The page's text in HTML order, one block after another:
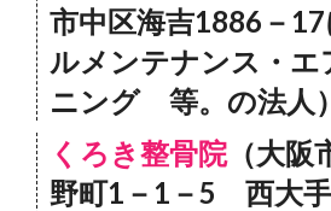
市中区海吉1886－
ルメンテナンス・エ
ニング 等。の法人）
くろき整骨院（大阪
野町1－1－5 西大